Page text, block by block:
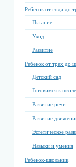
Ребенок от года до
Питание
Уход
Развитие
Ребенок от трех до
Детский сад
Готовимся к школе
Развитие речи
Развитие
Эстетическое
Навыки и умения
Ребенок-школьник